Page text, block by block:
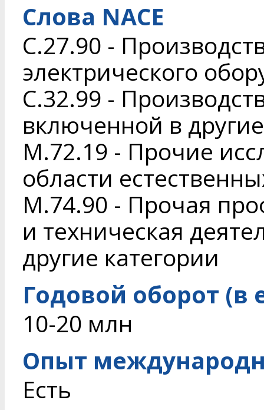
Слова NACE
C.27.90 -
электрического
C.32.99 -
включенной в
M.72.19 - Прочие
области
M.74.90 - Прочая
и техническая
другие категории
Годовой оборот (в
10-20 млн
Опыт
Есть